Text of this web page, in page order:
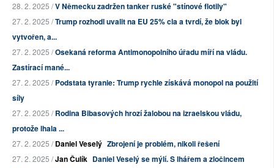
28. 2. 2025 /V Německu zadržen tanker ruské "stínové flotily"
27. 2. 2025 /Trump rozhodl uvalit na EU 25% cla a tvrdí, že blok byl
vytvořen, a...
27. 2. 2025 /Osekaná reforma Antimonopolního úřadu míří na vládu.
Zastírací mané...
27. 2. 2025 /Podstata tyranie: Trump rychle získává monopol na použití
síly
27. 2. 2025 /Rodina Bibasových hrozí žalobou na izraelskou vládu,
protože lhala ...
27. 2. 2025 /Daniel Veselý Zbrojení je problém, nikoli řešení
27. 2. 2025 /Jan Čulík Daniel Veselý se mýlí. S lhářem a zločincem